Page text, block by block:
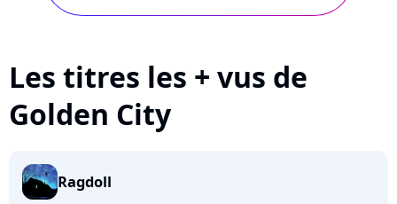
Les titres les + vus de
Golden City
Ragdoll